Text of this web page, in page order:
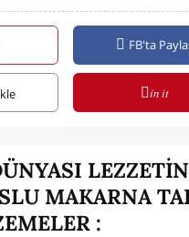
FB'ta
in it
MAKARNA
: